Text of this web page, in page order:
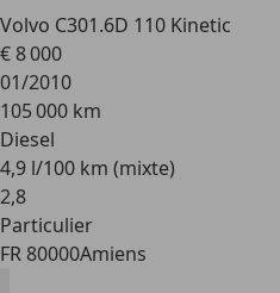
Volvo C301.6D 110 Kinetic
€ 8 000
01/2010
105 000 km
Diesel
4,9 l/100 km (mixte)
2,8
Particulier
FR 80000Amiens